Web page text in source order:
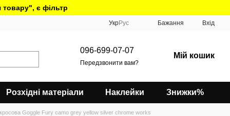
товару", є фільтр
УкрРус Бажання Вхід
096-699-07-07
Передзвонити вам?
Мій кошик
Розхідні матеріали Наклейки Знижки%
Goggle Fury camo grey yellow silver chrome works